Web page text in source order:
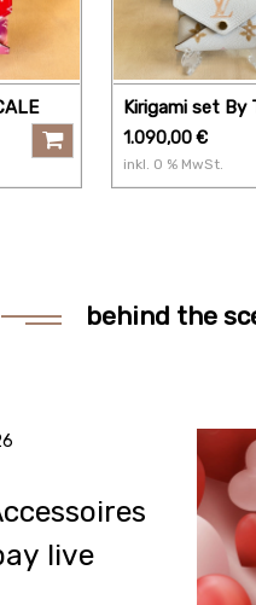
Kirigami set By
Pool
1.090,00€
inkl. 0 % MwSt.
behind the
live